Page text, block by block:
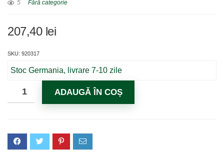
5 Fără categorie
207,40 lei
SKU: 920317
Stoc Germania, livrare 7-10 zile
ADAUGĂ ÎN COȘ